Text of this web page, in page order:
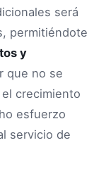
será
permitiéndote
y
que no se
crecimiento
esfuerzo
servicio de